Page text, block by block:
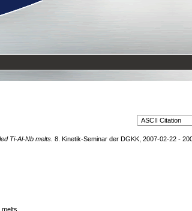
Ti-Al-Nb melts. 8. Kinetik-Seminar der DGKK, 2007-02-22 -